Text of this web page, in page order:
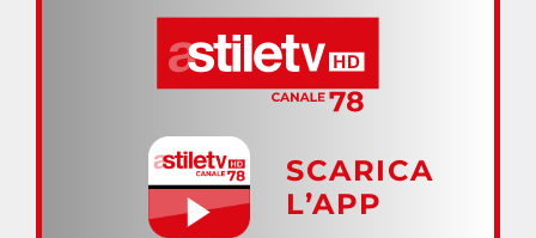
SCARICA
L’APP